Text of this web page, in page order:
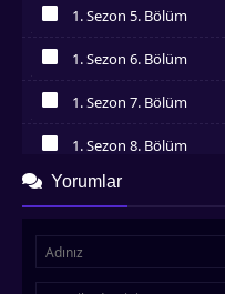
1. Sezon 5. Bölüm
1. Sezon 6. Bölüm
1. Sezon 7. Bölüm
İzledim
1. Sezon 8. Bölüm
1. Sezon 9. Bölüm
İzledim
Yorumlar